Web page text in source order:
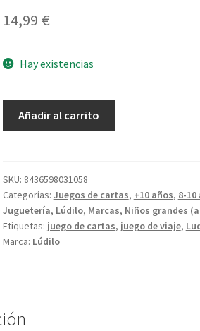
14,99 €
Hay existencias
Añadir al carrito
SKU: 8436598031058
Categorías: Juegos de cartas, +10 años, 8-10
Juguetería, Lúdilo, Marcas, Niños grandes
Etiquetas: juego de cartas, juego de viaje,
Marca: Lúdilo